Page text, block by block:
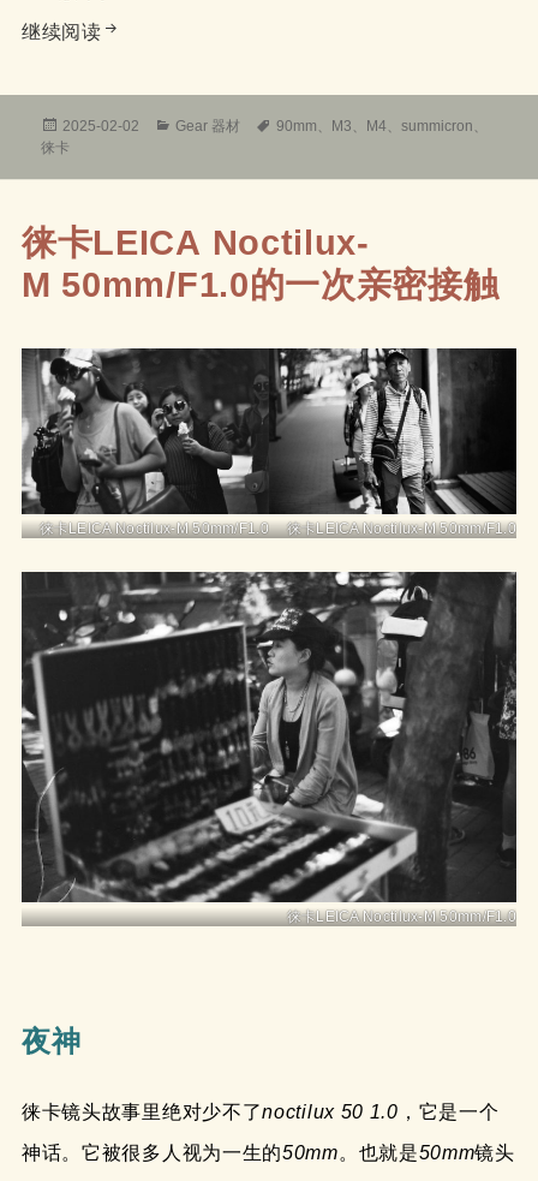
继续阅读徕卡summicron-m 90mm f/2 第二代 E55使用感
发
布
2025-02-02
分
Gear 器材
标
90mm 、 M3 、 M4 、summicron 、
徕卡
徕卡LEICA Noctilux-
M 50mm/F1.0的一次亲密接触
徕卡LEICA Noctilux-M 50mm/F1.0 徕卡LEICA Noctilux-M 50mm/F1.0
徕卡LEICA Noctilux-M 50mm/F1.0
夜神
徕卡镜头故事里绝对少不了noctilux 50 1.0 ，它是一个
神话。它被很多人视为一生的50mm。也就是50mm镜头